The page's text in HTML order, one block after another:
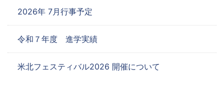
2026年 7月行事予定
令和７年度 進学実績
米北フェスティバル2026 開催について